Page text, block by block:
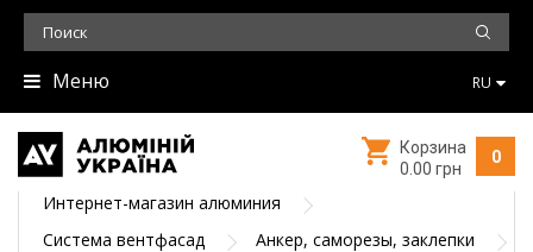
Меню RU
0
Корзина
0.00 грн
Интернет-магазин алюминия
Система вентфасад
Анкер, саморезы, заклепки